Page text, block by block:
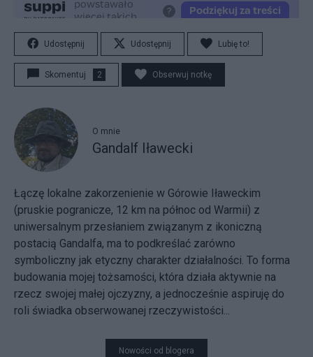
Udostępnij Udostępnij Lubię to!
Skomentuj 2 Obserwuj notkę
O mnie
Gandalf Iławecki
Łączę lokalne zakorzenienie w Górowie Iławeckim
(pruskie pogranicze, 12 km na północ od Warmii) z
uniwersalnym przesłaniem związanym z ikoniczną
postacią Gandalfa, ma to podkreślać zarówno
symboliczny jak etyczny charakter działalności. To forma
budowania mojej tożsamości, która działa aktywnie na
rzecz swojej małej ojczyzny, a jednocześnie aspiruję do
roli świadka obserwowanej rzeczywistości...
Nowości od blogera